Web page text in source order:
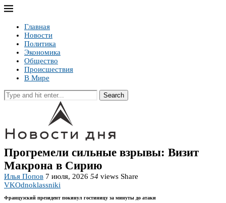
Главная
Новости
Политика
Экономика
Общество
Происшествия
В Мире
Search
Прогремели сильные взрывы: Визит
Макрона в Сирию
Илья Попов 7 июля, 2026 54 views Share
VKOdnoklassniki
Французский президент покинул гостиницу за минуты до атаки